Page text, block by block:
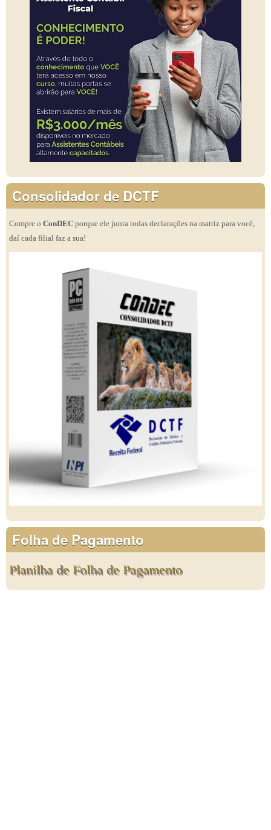
Consolidador de DCTF
Compre o ConDEC porque ele junta todas declarações na matriz para você,
daí cada filial faz a sua!
Folha de Pagamento
Planilha de Folha de Pagamento